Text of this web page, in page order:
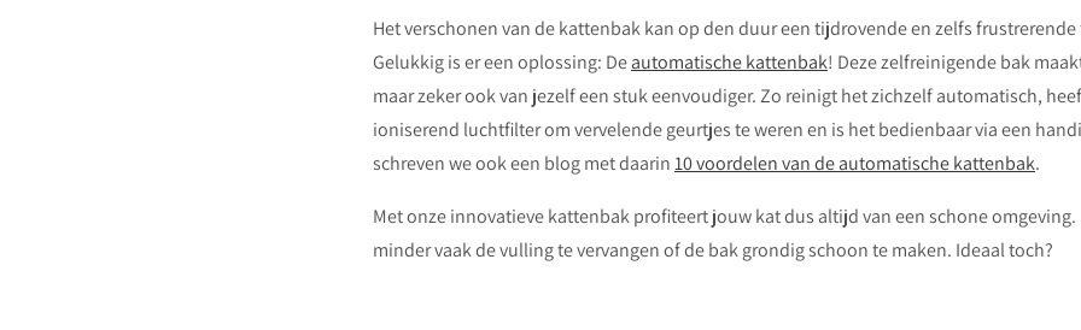
Het verschonen van de kattenbak kan op den duur een tijdrovende en zelfs
Gelukkig is er een oplossing: Deautomatische kattenbak! Deze zelfreinigende bak
maar zeker ook van jezelf een stuk eenvoudiger. Zo reinigt het zichzelf automatisch,
ioniserend luchtfilter om vervelende geurtjes te weren en is het bedienbaar via een
schreven we ook een blog met daarin10 voordelen van de automatische kattenbak.
Met onze innovatieve kattenbak profiteert jouw kat dus altijd van een schone
minder vaak de vulling te vervangen of de bak grondig schoon te maken. Ideaal toch?